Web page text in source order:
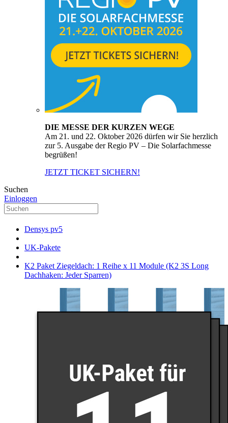
DIE MESSE DER KURZEN WEGE
Am 21. und 22. Oktober 2026 dürfen wir Sie herzlich
zur 5. Ausgabe der Regio PV – Die Solarfachmesse
begrüßen!
JETZT TICKET SICHERN!
Suchen
Einloggen
Densys pv5
UK-Pakete
K2 Paket Ziegeldach: 1 Reihe x 11 Module (K2 3S Long
Dachhaken: Jeder Sparren)